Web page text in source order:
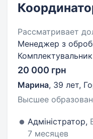
Рассматривает
Менеджер з
Комплектувальник
20 000 грн
Марина, 39 лет,
Высшее
Адміністратор,
7 месяцев